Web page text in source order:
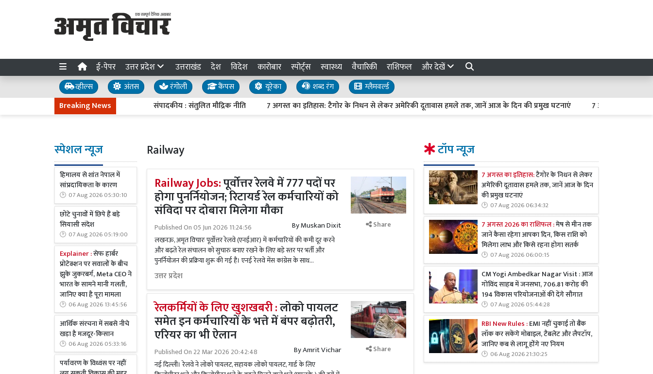
ई-पेपर उत्तर प्रदेश उत्तराखंड देश विदेश कारोबार स्पोर्ट्स स्वास्थ्य वैचारिकी राशिफल और देखें
व्हील्स अंतस रंगोली कैंपस यूरेका शब्द रंग
ग्लैमवर्ल्ड
Breaking News
संपादकीय : संतुलित मौद्रिक नीति 7 अगस्त का इतिहास: टैगोर के निधन से लेकर अमेरिकी दूतावास हमले तक, जानें आज के दिन की प्रमुख घटनाएं 7 अगस्त 2026 का राशिफल
स्पेशल न्यूज
हिमालय से शांत नेपाल में
सांप्रदायिकता के कारण
07 Aug 2026 05:30:10
छोटे चुनावों में छिपे हैं बड़े
सियासी संदेश
07 Aug 2026 05:19:00
Explainer :सेफ हार्बर
प्रोटेक्शन पर सवालों के बीच
झुके जुकरबर्ग, Meta CEO ने
भारत के सामने मानी गलती,
जानिए क्या है पूरा मामला
06 Aug 2026 13:45:56
आर्थिक संरचना में सबसे नीचे
खड़ा है मजदूर-किसान
06 Aug 2026 05:33:16
पर्यावरण के विध्वंस पर नहीं
Railway
Railway Jobs:पूर्वोत्तर रेलवे में 777 पदों पर
होगा पुनर्नियोजन; रिटायर्ड रेल कर्मचारियों को
संविदा पर दोबारा मिलेगा मौका
Published On05 Jun 2026 11:24:56 ByMuskan Dixit
लखनऊ, अमृत विचारः पूर्वोत्तर रेलवे (एनईआर) में कर्मचारियों की कमी दूर करने
और बढ़ते रेल संचालन को सुचारु बनाए रखने के लिए बड़े स्तर पर भर्ती और
पुनर्नियोजन की प्रक्रिया शुरू की गई है। एनई रेलवे मेंस कांग्रेस के साथ...
उत्तर प्रदेश
Share
रेलकर्मियों के लिए खुशखबरी :लोको पायलट
समेत इन कर्मचारियों के भत्ते में बंपर बढ़ोतरी,
एरियर का भी ऐलान
Published On 22 Mar 2026 20:42:48 ByAmrit Vichar
नई दिल्ली। रेलवे ने लोको पायलट, सहायक लोको पायलट, गार्ड के लिए
Share
टॉप न्यूज
7 अगस्त का इतिहास:टैगोर के निधन से लेकर
अमेरिकी दूतावास हमले तक, जानें आज के दिन
की प्रमुख घटनाएं
07 Aug 2026 06:34:32
7 अगस्त 2026 का राशिफल :मेष से मीन तक
जानें कैसा रहेगा आपका दिन, किस राशि को
मिलेगा लाभ और किसे रहना होगा सतर्क
07 Aug 2026 06:00:15
CM Yogi Ambedkar Nagar Visit : आज
गोविंद साहब में जनसभा, 706.81 करोड़ की
194 विकास परियोजनाओं की देंगे सौगात
07 Aug 2026 05:44:28
RBI New Rules :EMI नहीं चुकाई तो बैंक
लॉक कर सकेंगे मोबाइल, टैबलेट और लैपटॉप,
जानिए कब से लागू होंगे नए नियम
06 Aug 2026 21:30:25